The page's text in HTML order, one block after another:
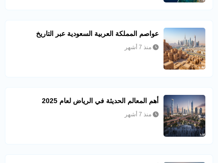
عواصم المملكة العربية السعودية عبر التاريخ
منذ 7 أشهر
أهم المعالم الحديثة في الرياض لعام 2025
منذ 7 أشهر